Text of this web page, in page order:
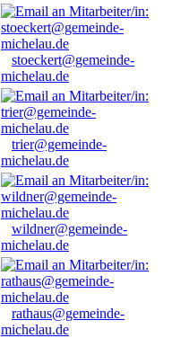
stoeckert@gemeinde-
michelau.de
trier@gemeinde-
michelau.de
wildner@gemeinde-
michelau.de
rathaus@gemeinde-
michelau.de